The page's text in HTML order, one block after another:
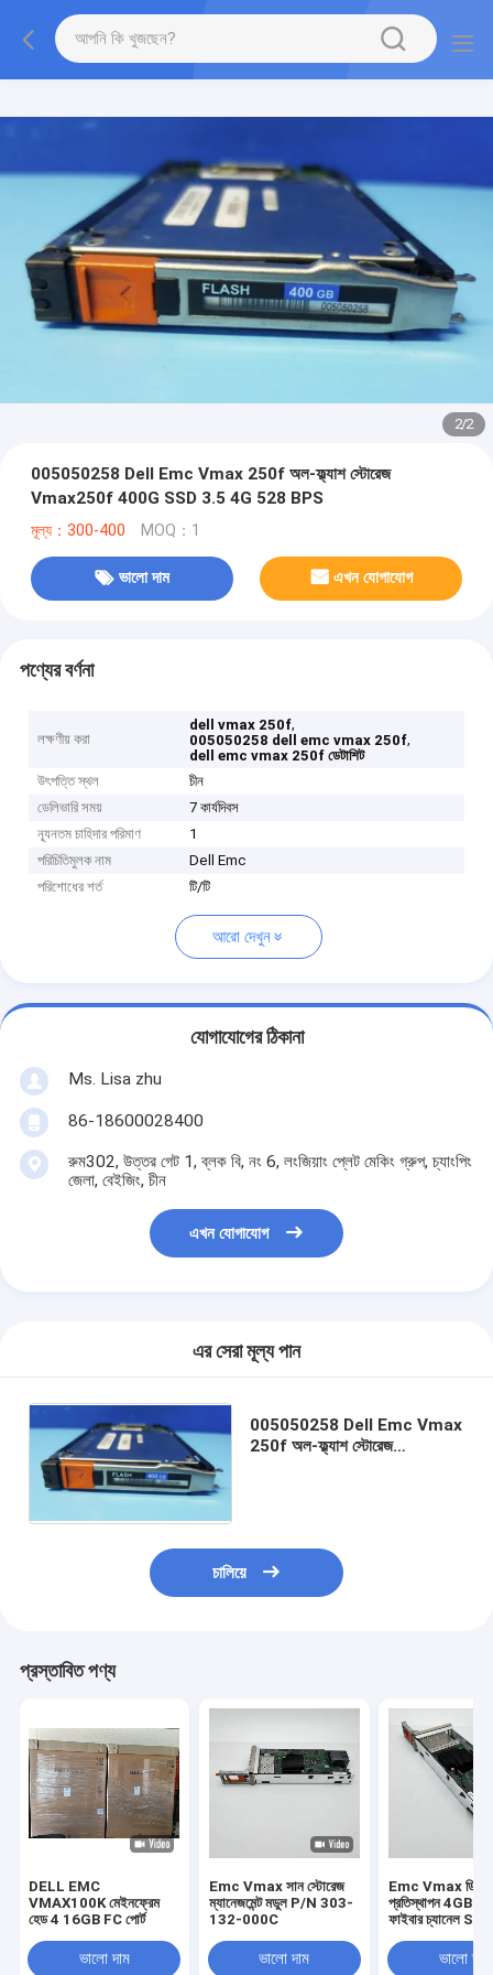
2/2
005050258 Dell Emc Vmax 250f অল-ফ্ল্যাশ স্টোরেজ
Vmax250f 400G SSD 3.5 4G 528 BPS
মূল্য：300-400 MOQ：1
ভালো দাম এখন যোগাযোগ
পণ্যের বর্ণনা
লক্ষণীয় করা
dell vmax 250f,
005050258 dell emc vmax 250f,
dell emc vmax 250f ডেটাশিট
উৎপত্তি স্থল
চীন
ডেলিভারি সময়
7 কার্যদিবস
ন্যূনতম চাহিদার পরিমাণ
1
পরিচিতিমুলক নাম
Dell Emc
পরিশোধের শর্ত
টি/টি
আরো দেখুন
যোগাযোগের ঠিকানা
Ms. Lisa zhu
86-18600028400
রুম302, উত্তর গেট 1, ব্লক বি, নং 6, লংজিয়াং প্লেট মেকিং গ্রুপ, চ্যাংপিং
জেলা, বেইজিং, চীন
এখন যোগাযোগ
এর সেরা মূল্য পান
005050258 Dell Emc Vmax
250f অল-ফ্ল্যাশ স্টোরেজ
চালিয়ে
প্রস্তাবিত পণ্য
DELL EMC
VMAX100K মেইনফ্রেম
হেড 4 16GB FC পোর্ট
ভালো দাম
Emc Vmax সান স্টোরেজ
ম্যানেজমেন্ট মডুল P/N 303-
132-000C
ভালো দাম
Emc Vmax ডিস্ক
প্রতিস্থাপন 4GB 4
ফাইবার চ্যানেল Sfp
ভালো দাম